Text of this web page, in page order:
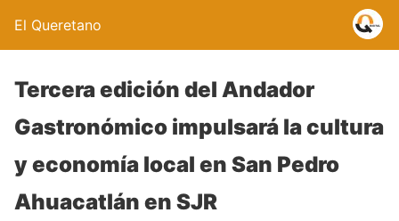
El Queretano
Tercera edición del Andador
Gastronómico impulsará la cultura
y economía local en San Pedro
Ahuacatlán en SJR